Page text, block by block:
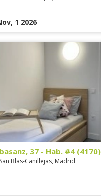
1 2026
37 - Hab. #4 (4170)
Blas-Canillejas, Madrid